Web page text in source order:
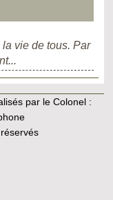
vie de tous. Par
par le Colonel :